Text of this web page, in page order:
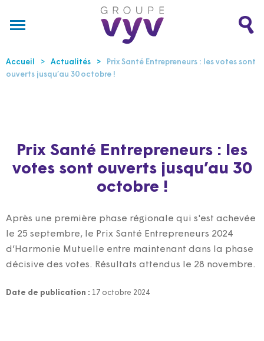
Accueil Actualités
Prix Santé Entrepreneurs : les votes sont
ouverts jusqu’au 30 octobre !
Prix Santé Entrepreneurs : les
votes sont ouverts jusqu’au 30
octobre !
Après une première phase régionale qui s'est achevée
le 25 septembre, le Prix Santé Entrepreneurs 2024
d’Harmonie Mutuelle entre maintenant dans la phase
décisive des votes. Résultats attendus le 28 novembre.
Date de publication : 17 octobre 2024